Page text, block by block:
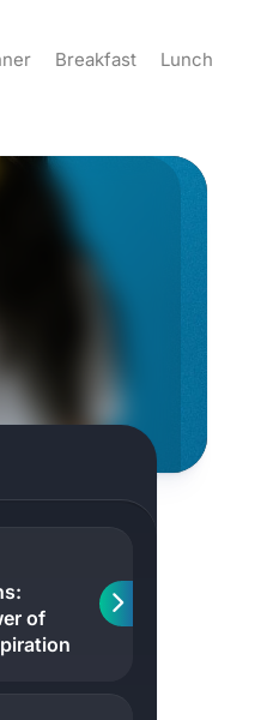
Breakfast Lunch
of